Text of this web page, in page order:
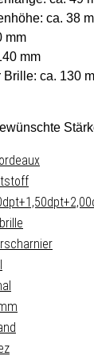
ca. 38
mm
mm
ca. 130
+1,50dpt